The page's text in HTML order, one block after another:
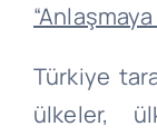
“Anlaşmaya
Türkiye
ülkeler,